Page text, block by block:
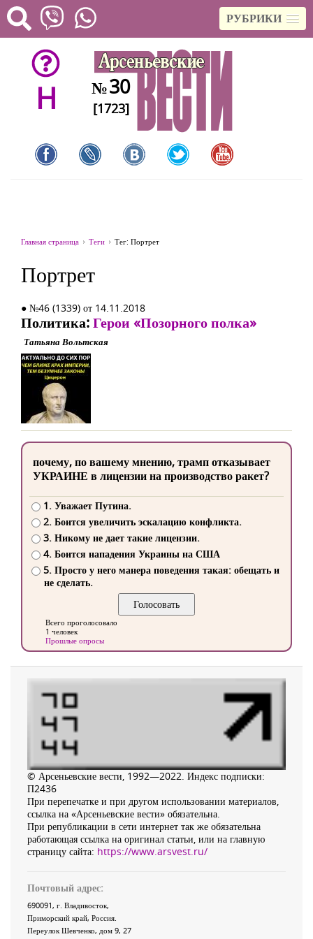
РУБРИКИ
H №30
[1723]
Главная страница Теги Тег: Портрет
Портрет
● №46 (1339) от 14.11.2018
Политика:Герои «Позорного полка»
Татьяна Вольтская
почему, по вашему мнению, трамп отказывает
УКРАИНЕ в лицензии на производство ракет?
1. Уважает Путина.
2. Боится увеличить эскалацию конфликта.
3. Никому не дает такие лицензии.
4. Боится нападения Украины на США
5. Просто у него манера поведения такая: обещать и
не сделать.
Всего проголосовало
1 человек
Прошлые опросы
© Арсеньевские вести, 1992—2022. Индекс подписки:
П2436
При перепечатке и при другом использовании материалов,
ссылка на «Арсеньевские вести» обязательна.
При републикации в сети интернет так же обязательна
работающая ссылка на оригинал статьи, или на главную
страницу сайта: https://www.arsvest.ru/
Почтовый адрес:
690091, г. Владивосток,
Приморский край, Россия
Переулок Шевченко, дом 9, 27